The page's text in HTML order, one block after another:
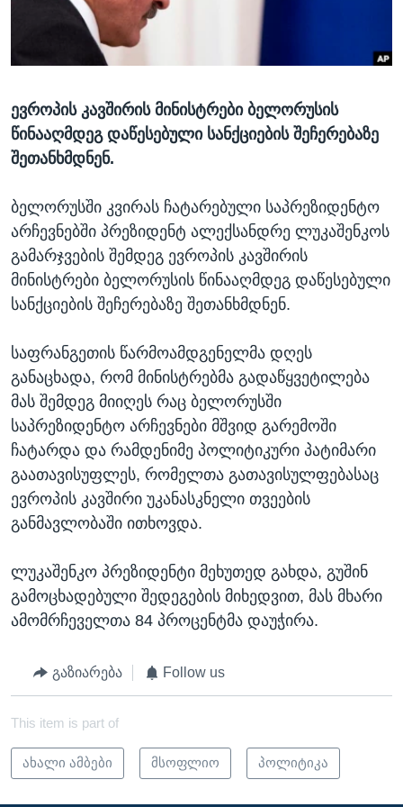
ᲡᲢᲣᲓᲘᲐ ᲕᲐᲨᲘᲜᲒᲢᲝᲜᲘ
ᲔᲙᲝᲜᲝᲛᲘᲙᲐ
ᲯᲐᲜᲛᲠᲗᲔᲚᲝᲑᲐ
ᲘᲜᲢᲔᲠᲕᲘᲣ
ᲙᲣᲚᲢᲣᲠᲐ
ᲓᲔᲖᲘᲜᲤᲝᲠᲛᲐᲪᲘᲐ
Learning English
ენები
ევროპის კავშირის მინისტრები ბელორუსის
წინააღმდეგ დაწესებული სანქციების შეჩერებაზე
შეთანხმდნენ.
ბელორუსში კვირას ჩატარებული საპრეზიდენტო
არჩევნებში პრეზიდენტ ალექსანდრე ლუკაშენკოს
გამარჯვების შემდეგ ევროპის კავშირის
მინისტრები ბელორუსის წინააღმდეგ დაწესებული
სანქციების შეჩერებაზე შეთანხმდნენ.
საფრანგეთის წარმოამდგენელმა დღეს
განაცხადა, რომ მინისტრებმა გადაწყვეტილება
მას შემდეგ მიიღეს რაც ბელორუსში
საპრეზიდენტო არჩევნები მშვიდ გარემოში
ჩატარდა და რამდენიმე პოლიტიკური პატიმარი
გაათავისუფლეს, რომელთა გათავისულფებასაც
ევროპის კავშირი უკანასკნელი თვეების
განმავლობაში ითხოვდა.
ლუკაშენკო პრეზიდენტი მეხუთედ გახდა, გუშინ
გამოცხადებული შედეგების მიხედვით, მას მხარი
ამომრჩეველთა 84 პროცენტმა დაუჭირა.
გაზიარება Follow us
This item is part of
ახალი ამბები მსოფლიო პოლიტიკა